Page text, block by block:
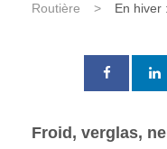
Routière
> En hiver
Froid, verglas,